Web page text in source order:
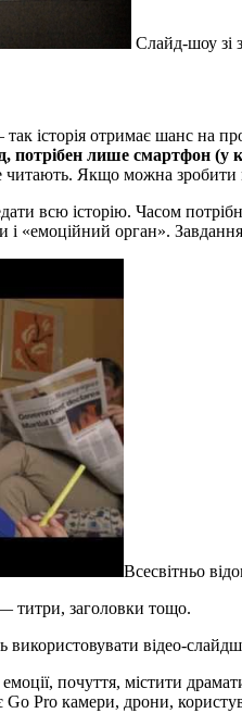
Слайд-шоу зі
історія отримає шанс на
лише смартфон (у
читають. Якщо можна
всю історію. Часом
і «емоційний орган».
Всесвітньо
титри, заголовки тощо.
використовувати відео-
почуття, містити
Pro камери, дрони,